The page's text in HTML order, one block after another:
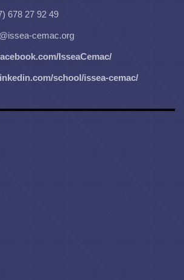
678 27 92 49
cemac.org
IsseaCemac/
school/issea-cemac/